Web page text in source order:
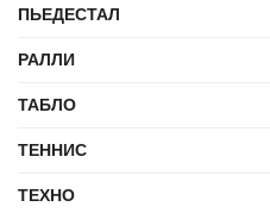
ПЬЕДЕСТАЛ
РАЛЛИ
ТАБЛО
ТЕННИС
ТЕХНО